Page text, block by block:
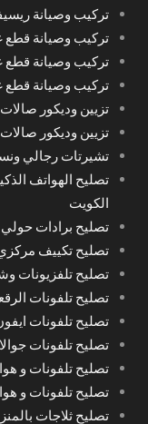
تركيب وصيانة
تركيب وصيانة قطع
تركيب وصيانة قطع
تركيب وصيانة قطع
تزيين وديكور
تزيين وديكور
تشيرتات رجالي
تصليح الهواتف
الكويت
تصليح برادات حولي 24 ساعة فني تصليح برادات باكستاني
تصليح تكييف
تصليح تلفزيونات
تصليح تلفونات
تصليح تلفونات
تصليح تلفونات
تصليح تلفونات و
تصليح تلفونات و
تصليح ثلاجات